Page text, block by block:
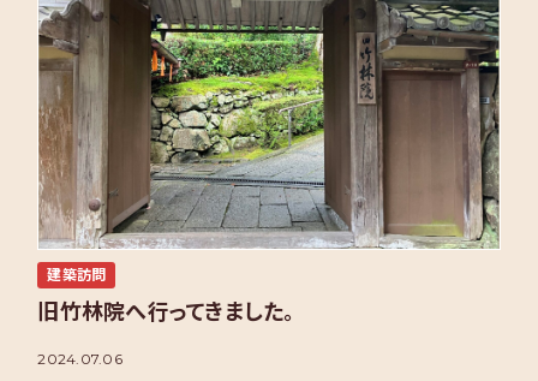
建築訪問
旧竹林院へ行ってきました。
2024.07.06